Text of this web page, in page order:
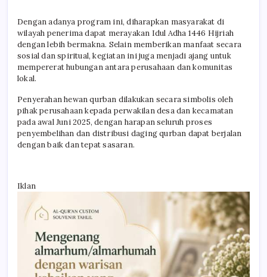
Dengan adanya program ini, diharapkan masyarakat di
wilayah penerima dapat merayakan Idul Adha 1446 Hijriah
dengan lebih bermakna. Selain memberikan manfaat secara
sosial dan spiritual, kegiatan ini juga menjadi ajang untuk
mempererat hubungan antara perusahaan dan komunitas
lokal.
Penyerahan hewan qurban dilakukan secara simbolis oleh
pihak perusahaan kepada perwakilan desa dan kecamatan
pada awal Juni 2025, dengan harapan seluruh proses
penyembelihan dan distribusi daging qurban dapat berjalan
dengan baik dan tepat sasaran.
Iklan